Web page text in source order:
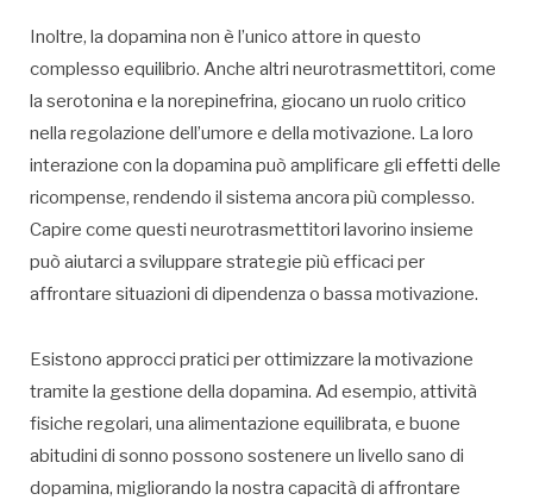
Inoltre, la dopamina non è l’unico attore in questo
complesso equilibrio. Anche altri neurotrasmettitori, come
la serotonina e la norepinefrina, giocano un ruolo critico
nella regolazione dell’umore e della motivazione. La loro
interazione con la dopamina può amplificare gli effetti delle
ricompense, rendendo il sistema ancora più complesso.
Capire come questi neurotrasmettitori lavorino insieme
può aiutarci a sviluppare strategie più efficaci per
affrontare situazioni di dipendenza o bassa motivazione.
Esistono approcci pratici per ottimizzare la motivazione
tramite la gestione della dopamina. Ad esempio, attività
fisiche regolari, una alimentazione equilibrata, e buone
abitudini di sonno possono sostenere un livello sano di
dopamina, migliorando la nostra capacità di affrontare